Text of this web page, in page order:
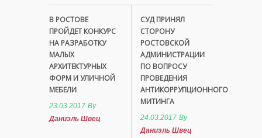
В РОСТОВЕ
ПРОЙДЕТ КОНКУРС
НА РАЗРАБОТКУ
МАЛЫХ
АРХИТЕКТУРНЫХ
ФОРМ И УЛИЧНОЙ
МЕБЕЛИ
23.03.2017 By
Даниэль Швец
СУД ПРИНЯЛ
СТОРОНУ
РОСТОВСКОЙ
АДМИНИСТРАЦИИ
ПО ВОПРОСУ
ПРОВЕДЕНИЯ
АНТИКОРРУПЦИОННОГО
МИТИНГА
24.03.2017 By
Даниэль Швец